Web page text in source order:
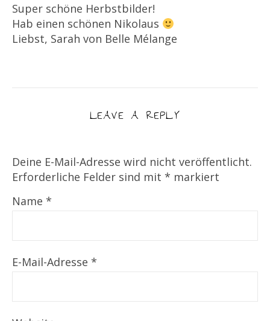
Super schöne Herbstbilder!
Hab einen schönen Nikolaus
Liebst, Sarah von Belle Mélange
LEAVE A REPLY
Deine E-Mail-Adresse wird nicht veröffentlicht.
Erforderliche Felder sind mit * markiert
Name *
E-Mail-Adresse *